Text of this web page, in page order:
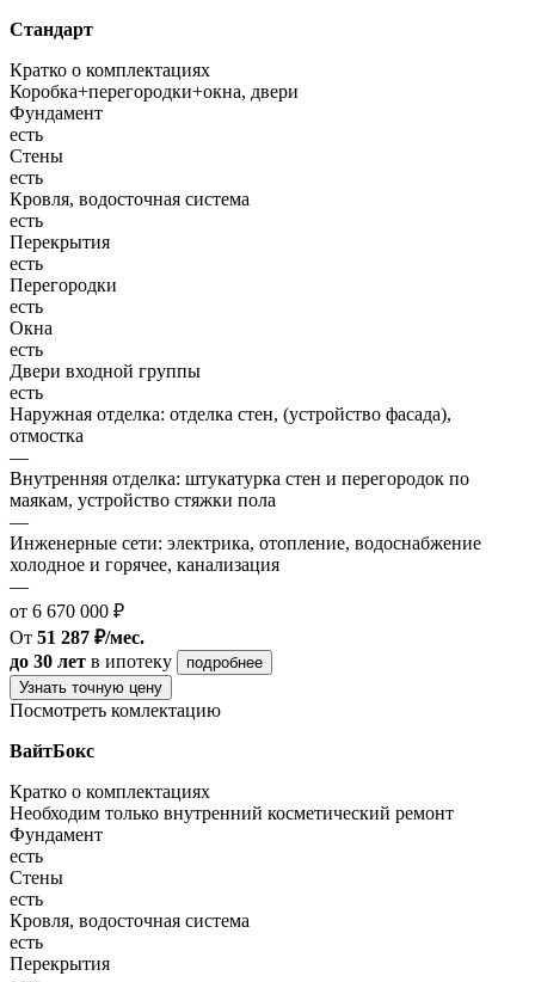
Стандарт
Кратко о комплектациях
Коробка+перегородки+окна, двери
Фундамент
есть
Стены
есть
Кровля, водосточная система
есть
Перекрытия
есть
Перегородки
есть
Окна
есть
Двери входной группы
есть
Наружная отделка: отделка стен, (устройство фасада),
отмостка
—
Внутренняя отделка: штукатурка стен и перегородок по
маякам, устройство стяжки пола
—
Инженерные сети: электрика, отопление, водоснабжение
холодное и горячее, канализация
—
от 6 670 000 ₽
От 51 287 ₽/мес.
до 30 лет в ипотеку
подробнее
Узнать точную цену
Посмотреть комлектацию
ВайтБокс
Кратко о комплектациях
Необходим только внутренний косметический ремонт
Фундамент
есть
Стены
есть
Кровля, водосточная система
есть
Перекрытия